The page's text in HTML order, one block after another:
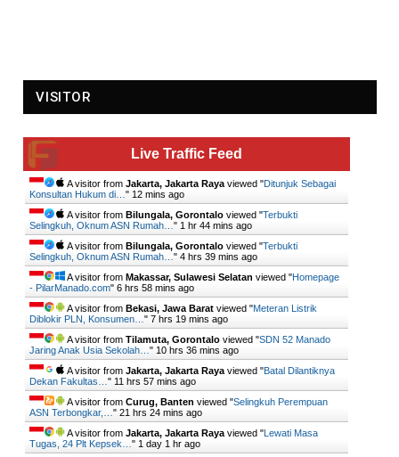
VISITOR
Live Traffic Feed
A visitor from Jakarta, Jakarta Raya viewed "Ditunjuk Sebagai
Konsultan Hukum di… " 12 mins ago
A visitor from Bilungala, Gorontalo viewed "Terbukti
Selingkuh, Oknum ASN Rumah… " 1 hr 44 mins ago
A visitor from Bilungala, Gorontalo viewed "Terbukti
Selingkuh, Oknum ASN Rumah… " 4 hrs 39 mins ago
A visitor from Makassar, Sulawesi Selatan viewed "Homepage
- PilarManado.com" 6 hrs 58 mins ago
A visitor from Bekasi, Jawa Barat viewed "Meteran Listrik
Diblokir PLN, Konsumen… " 7 hrs 19 mins ago
A visitor from Tilamuta, Gorontalo viewed "SDN 52 Manado
Jaring Anak Usia Sekolah… " 10 hrs 36 mins ago
A visitor from Jakarta, Jakarta Raya viewed "Batal Dilantiknya
Dekan Fakultas… " 11 hrs 57 mins ago
A visitor from Curug, Banten viewed "Selingkuh Perempuan
ASN Terbongkar,… " 21 hrs 24 mins ago
A visitor from Jakarta, Jakarta Raya viewed "Lewati Masa
Tugas, 24 Plt Kepsek… " 1 day 1 hr ago